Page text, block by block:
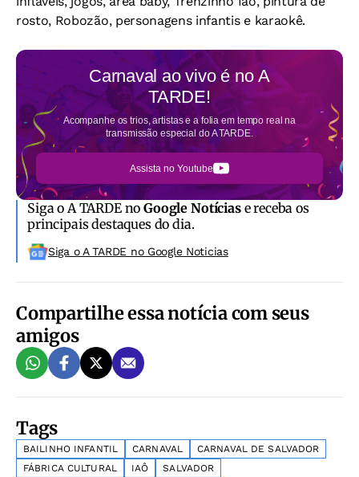
rosto, Robozão, personagens infantis e karaokê.
Carnaval ao vivo é noA
TARDE!
Acompanhe os trios, artistas e a folia em tempo real na
transmissão especial do A TARDE.
Assista no Youtube
Siga o A TARDE noGoogle Notíciase receba os
principais destaques do dia.
Siga o A TARDE no Google Noticias
Compartilhe essa notícia com seus
amigos
Tags
BAILINHO INFANTIL CARNAVAL
CARNAVAL DE SALVADOR
FÁBRICA CULTURAL
IAÔ SALVADOR